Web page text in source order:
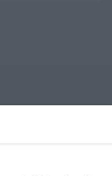
Serwis Informacyjny Miasta